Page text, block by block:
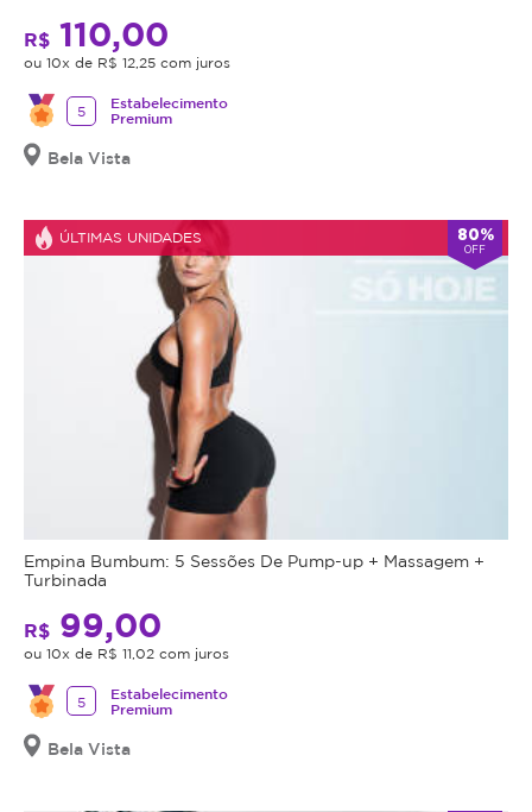
R$ 110,00
ou 10x de R$ 12,25 com juros
5
Estabelecimento
Premium
Bela Vista
ÚLTIMAS UNIDADES 80%
OFF
Empina Bumbum: 5 Sessões De Pump-up + Massagem +
Turbinada
R$ 99,00
ou 10x de R$ 11,02 com juros
5
Estabelecimento
Premium
Bela Vista